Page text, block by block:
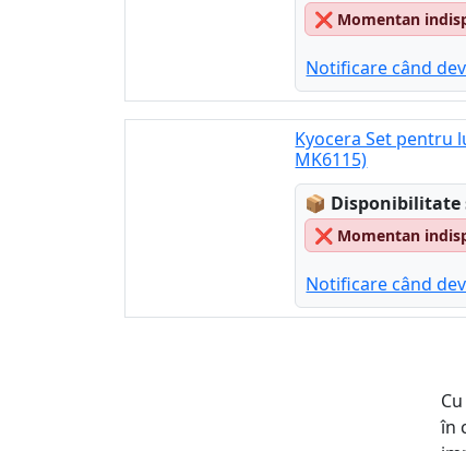
❌ Momentan
Notificare când
Kyocera Set pentru
MK6115)
📦 Lagerstatus:
Disponibilitate
❌ Momentan
Notificare când
în